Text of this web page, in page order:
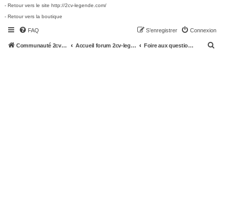
- Retour vers le site http://2cv-legende.com/
- Retour vers la boutique
FAQ Connexion
S’enregistrer
Communauté 2cv-legende.com Accueil forum 2cv-legende.com Foire aux questions (Questions posées fréquemment)